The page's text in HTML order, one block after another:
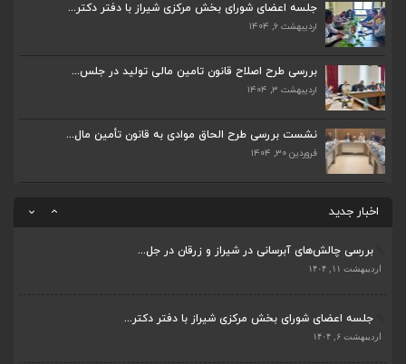
جلسه اعضای شورای بخش مرکزی شیراز با دفتر دکتر...
اردیبهشت ۶, ۱۴۰۴
بررسی طرح اصلاح قانون تامین مالی تولید در جلس...
اردیبهشت ۳, ۱۴۰۴
نشست بررسی طرح الحاق موادی به قانون تأمین مال...
فروردین ۳۰, ۱۴۰۴
اخبار جدید
پیگیری دکتر قادری و سایر نمایندگان شیراز ارتق...
اردیبهشت ۲۳, ۱۴۰۴
ضرورت تکمیل قطعات ۷ و ۸ آزادراه شیراز به اصفه...
اردیبهشت ۲۳, ۱۴۰۴
بررسی چالش‌های آبرسانی در شیراز و زرقان در جل...
اردیبهشت ۱۱, ۱۴۰۴
جلسه اعضای شورای بخش مرکزی شیراز با دفتر دکتر...
اردیبهشت ۶, ۱۴۰۴
ضرورت تکمیل قطعات ۷ و ۸ آزادراه شیراز به اصفه...
قادری نماینده مردم شیراز و زرقان در مجلس شورا...